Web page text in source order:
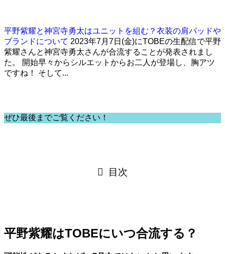
平野紫耀と神宮寺勇太はユニットを組む？衣装の肩パッドや
ブランドについて 2023年7月7日(金)にTOBEの生配信で平野
紫耀さんと神宮寺勇太さんが合流することが発表されまし
た。 開始早々からシルエットからお二人が登場し、胸アツ
ですね！ そして...
ぜひ最後までご覧ください！
目次
平野紫耀はTOBEにいつ合流する？